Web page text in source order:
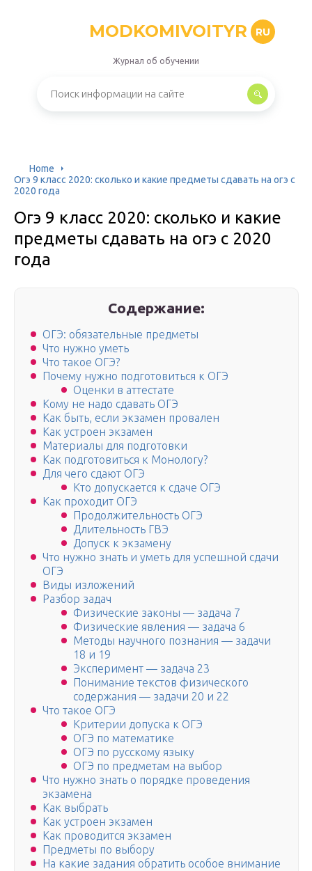
MODKOMIVOITYR RU
Журнал об обучении
Home
Огэ 9 класс 2020: сколько и какие предметы сдавать на огэ с
2020 года
Огэ 9 класс 2020: сколько и какие
предметы сдавать на огэ с 2020
года
Содержание:
ОГЭ: обязательные предметы
Что нужно уметь
Что такое ОГЭ?
Почему нужно подготовиться к ОГЭ
Оценки в аттестате
Кому не надо сдавать ОГЭ
Как быть, если экзамен провален
Как устроен экзамен
Материалы для подготовки
Как подготовиться к Монологу?
Для чего сдают ОГЭ
Кто допускается к сдаче ОГЭ
Как проходит ОГЭ
Продолжительность ОГЭ
Длительность ГВЭ
Допуск к экзамену
Что нужно знать и уметь для успешной сдачи
ОГЭ
Виды изложений
Разбор задач
Физические законы — задача 7
Физические явления — задача 6
Методы научного познания — задачи
18 и 19
Эксперимент — задача 23
Понимание текстов физического
содержания — задачи 20 и 22
Что такое ОГЭ
Критерии допуска к ОГЭ
ОГЭ по математике
ОГЭ по русскому языку
ОГЭ по предметам на выбор
Что нужно знать о порядке проведения
экзамена
Как выбрать
Как устроен экзамен
Как проводится экзамен
Предметы по выбору
На какие задания обратить особое внимание